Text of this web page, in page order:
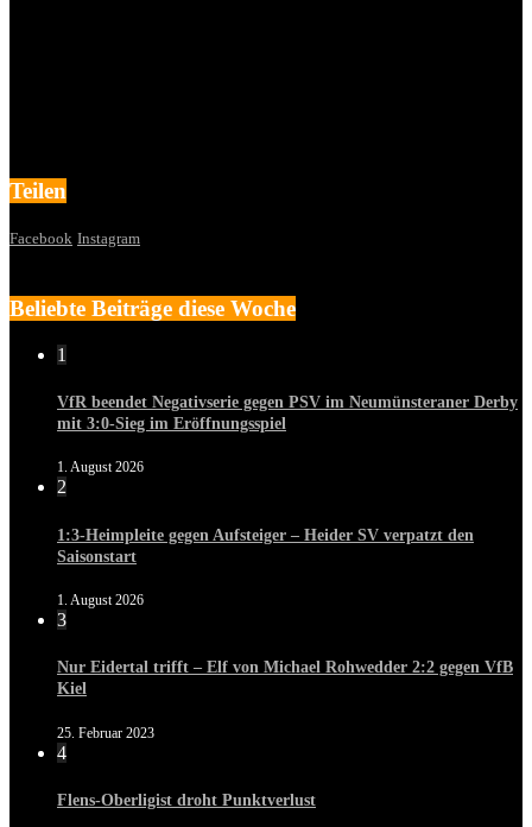
Teilen
Facebook Instagram
Beliebte Beiträge diese Woche
1
VfR beendet Negativserie gegen PSV im Neumünsteraner Derby
mit 3:0-Sieg im Eröffnungsspiel
1. August 2026
2
1:3-Heimpleite gegen Aufsteiger – Heider SV verpatzt den
Saisonstart
1. August 2026
3
Nur Eidertal trifft – Elf von Michael Rohwedder 2:2 gegen VfB
Kiel
25. Februar 2023
4
Flens-Oberligist droht Punktverlust